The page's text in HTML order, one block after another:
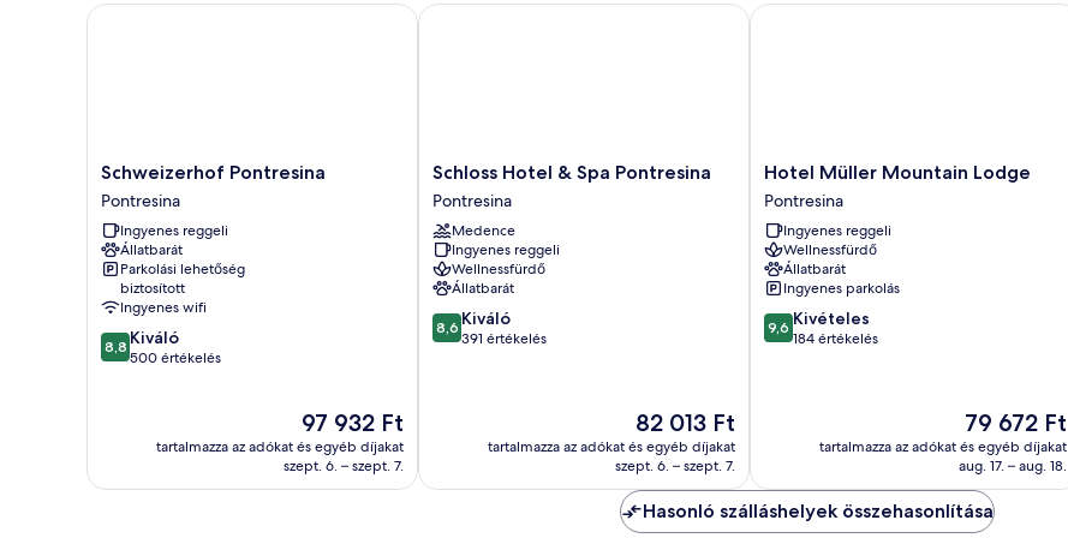
Schweizerhof
Pontresina
Pontresina
Schweizerhof Pontresina
Pontresina
Ingyenes reggeli
Állatbarát
Parkolási lehetőség
biztosított
Ingyenes wifi
8.8
ennyiből:
értékelés
8,8 Kiváló
500 értékelés
Az
ár
97 932 Ft
97 932 Ft
tartalmazza az adókat és egyéb díjakat
szept. 6. – szept. 7.
Schweizerhof Pontresina
Schloss
Hotel
&
Spa
Pontresina
Pontresina
Schloss Hotel & Spa Pontresina
Pontresina
Medence
Ingyenes reggeli
Wellnessfürdő
Állatbarát
8.6
ennyiből:
8,6 Kiváló
391 értékelés
Az
ár
82 013 Ft
82 013 Ft
tartalmazza az adókat és egyéb díjakat
szept. 6. – szept. 7.
Schloss Hotel & Spa Pontresina
Hotel
Müller
Mountain
Lodge
Pontresina
Hotel Müller Mountain Lodge
Pontresina
Ingyenes reggeli
Wellnessfürdő
Állatbarát
Ingyenes parkolás
9.6
ennyiből:
9,6 Kivételes
184 értékelés
Az
ár
79 672 Ft
79 672 Ft
tartalmazza az adókat és egyéb díjakat
aug. 17. – aug. 18.
Hotel Müller Mountain Lodge
Hasonló szálláshelyek összehasonlítása